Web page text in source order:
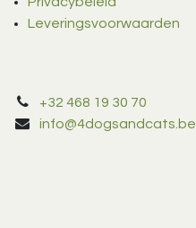
Leveringsvoorwaarden
+32 468 19 30 70
info@4dogsandcats.be